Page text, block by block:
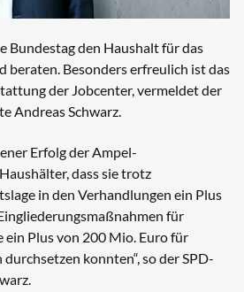
Bundestag den Haushalt für das
beraten. Besonders erfreulich ist das
der Jobcenter, vermeldet der
Andreas Schwarz.
Erfolg der Ampel-
dass sie trotz
in den Verhandlungen ein Plus
für
ein Plus von 200 Mio. Euro für
konnten“, so der SPD-